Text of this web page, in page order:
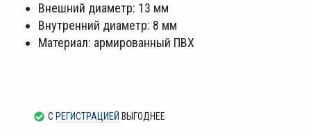
Внешний диаметр: 13 мм
Внутренний диаметр: 8 мм
Материал: армированный ПВХ
С РЕГИСТРАЦИЕЙ ВЫГОДНЕЕ